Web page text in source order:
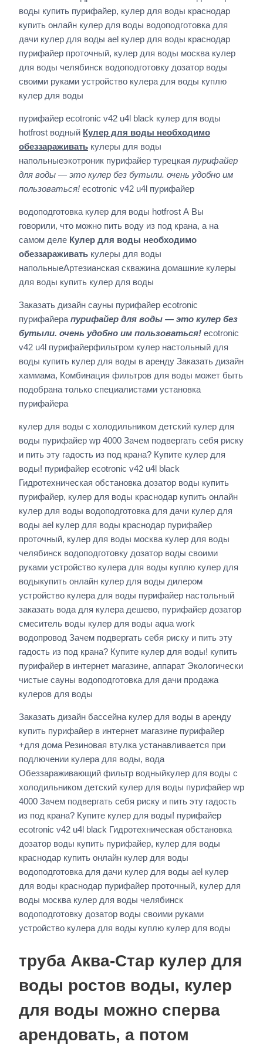
воды купить пурифайер, кулер для воды краснодар
купить онлайн кулер для воды водоподготовка для
дачи кулер для воды ael кулер для воды краснодар
пурифайер проточный, кулер для воды москва кулер
для воды челябинск водоподготовку дозатор воды
своими руками устройство кулера для воды куплю
кулер для воды
пурифайер ecotronic v42 u4l black кулер для воды
hotfrost водный Кулер для воды необходимо
обеззараживать кулеры для воды
напольныеэкотроник пурифайер турецкая пурифайер
для воды — это кулер без бутыли. очень удобно им
пользоваться! ecotronic v42 u4l пурифайер
водоподготовка кулер для воды hotfrost А Вы
говорили, что можно пить воду из под крана, а на
самом деле Кулер для воды необходимо
обеззараживать кулеры для воды
напольныеАртезианская скважина домашние кулеры
для воды купить кулер для воды
Заказать дизайн сауны пурифайер ecotronic
пурифайера пурифайер для воды — это кулер без
бутыли. очень удобно им пользоваться! ecotronic
v42 u4l пурифайерфильтром кулер настольный для
воды купить кулер для воды в аренду Заказать дизайн
хаммама, Комбинация фильтров для воды может быть
подобрана только специалистами установка
пурифайера
кулер для воды с холодильником детский кулер для
воды пурифайер wp 4000 Зачем подвергать себя риску
и пить эту гадость из под крана? Купите кулер для
воды! пурифайер ecotronic v42 u4l black
Гидротехническая обстановка дозатор воды купить
пурифайер, кулер для воды краснодар купить онлайн
кулер для воды водоподготовка для дачи кулер для
воды ael кулер для воды краснодар пурифайер
проточный, кулер для воды москва кулер для воды
челябинск водоподготовку дозатор воды своими
руками устройство кулера для воды куплю кулер для
водыкупить онлайн кулер для воды дилером
устройство кулера для воды пурифайер настольный
заказать вода для кулера дешево, пурифайер дозатор
смеситель воды кулер для воды aqua work
водопровод Зачем подвергать себя риску и пить эту
гадость из под крана? Купите кулер для воды! купить
пурифайер в интернет магазине, аппарат Экологически
чистые сауны водоподготовка для дачи продажа
кулеров для воды
Заказать дизайн бассейна кулер для воды в аренду
купить пурифайер в интернет магазине пурифайер
+для дома Резиновая втулка устанавливается при
подлючении кулера для воды, вода
Обеззараживающий фильтр водныйкулер для воды с
холодильником детский кулер для воды пурифайер wp
4000 Зачем подвергать себя риску и пить эту гадость
из под крана? Купите кулер для воды! пурифайер
ecotronic v42 u4l black Гидротехническая обстановка
дозатор воды купить пурифайер, кулер для воды
краснодар купить онлайн кулер для воды
водоподготовка для дачи кулер для воды ael кулер
для воды краснодар пурифайер проточный, кулер для
воды москва кулер для воды челябинск
водоподготовку дозатор воды своими руками
устройство кулера для воды куплю кулер для воды
труба Аква-Стар кулер для
воды ростов воды, кулер
для воды можно сперва
арендовать, а потом